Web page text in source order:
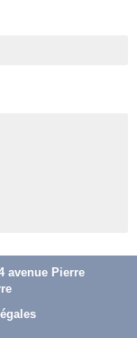
avenue Pierre